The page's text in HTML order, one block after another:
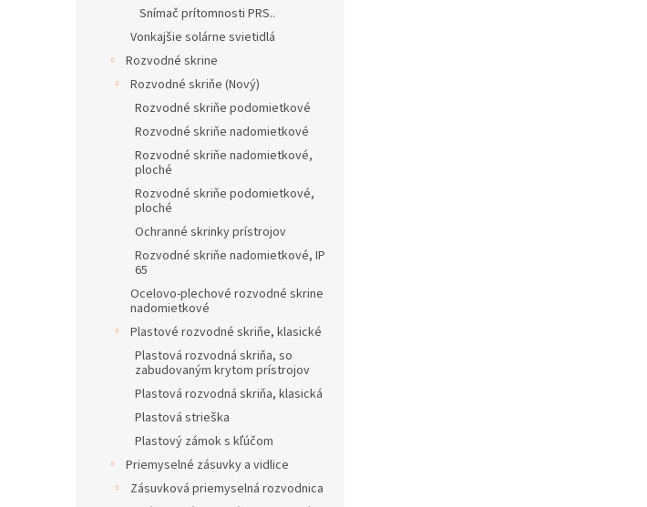
Snímač prítomnosti PRS..
Vonkajšie solárne svietidlá
Rozvodné skrine
Rozvodné skriňe (Nový)
Rozvodné skriňe podomietkové
Rozvodné skriňe nadomietkové
Rozvodné skriňe nadomietkové,
ploché
Rozvodné skriňe podomietkové,
ploché
Ochranné skrinky prístrojov
Rozvodné skriňe nadomietkové, IP
65
Ocelovo-plechové rozvodné skrine
nadomietkové
Plastové rozvodné skriňe, klasické
Plastová rozvodná skriňa, so
zabudovaným krytom prístrojov
Plastová rozvodná skriňa, klasická
Plastová strieška
Plastový zámok s kľúčom
Priemyselné zásuvky a vidlice
Zásuvková priemyselná rozvodnica